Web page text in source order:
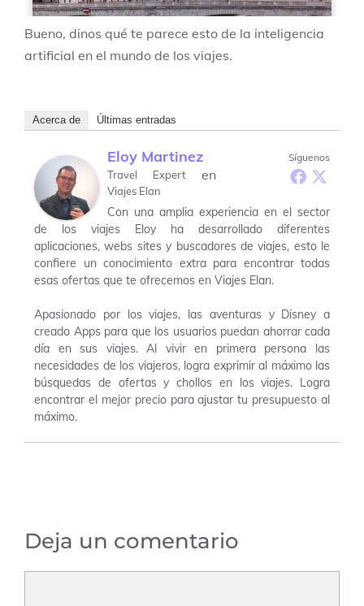
Bueno, dinos qué te parece esto de la inteligencia
artificial en el mundo de los viajes.
Acerca de Últimas entradas
Síguenos
Eloy Martinez
Travel Experten
Viajes Elan
Con una amplia experiencia en el sector
de los viajes Eloy ha desarrollado diferentes
aplicaciones, webs sites y buscadores de viajes, esto le
confiere un conocimiento extra para encontrar todas
esas ofertas que te ofrecemos en Viajes Elan.
Apasionado por los viajes, las aventuras y Disney a
creado Apps para que los usuarios puedan ahorrar cada
día en sus viajes. Al vivir en primera persona las
necesidades de los viajeros, logra exprimir al máximo las
búsquedas de ofertas y chollos en los viajes. Logra
encontrar el mejor precio para ajustar tu presupuesto al
máximo.
Deja un comentario